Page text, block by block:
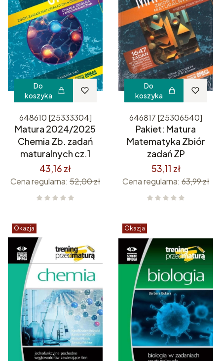
Do
koszyka
648610 [25333304]
Matura 2024/2025
Chemia Zb. zadań
maturalnych cz.1
43,16 zł
Cena regularna: 52,00 zł
Do
koszyka
646817 [25306540]
Pakiet: Matura
Matematyka Zbiór
zadań ZP
53,11 zł
Cena regularna: 63,99 zł
Okazja Okazja